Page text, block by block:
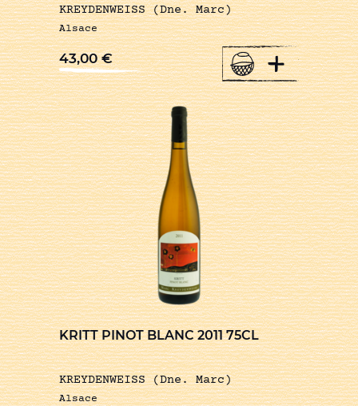
KREYDENWEISS (Dne. Marc)
Alsace
43,00€ +
KRITT PINOT BLANC 2011 75CL
KREYDENWEISS (Dne. Marc)
Alsace